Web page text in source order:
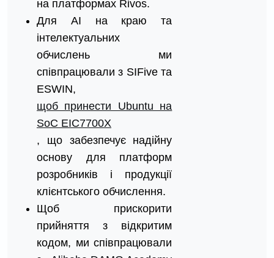
на платформах Rivos.
Для AI на краю та
інтелектуальних
обчислень ми
співпрацювали з SIFive та
ESWIN,
щоб принести Ubuntu на
SoC EIC7700X
, що забезпечує надійну
основу для платформ
розробників і продукції
клієнтського обчислення.
Щоб прискорити
прийняття з відкритим
кодом, ми співпрацювали